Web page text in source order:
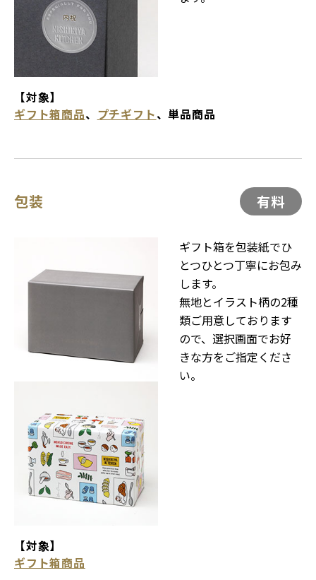
【対象】
ギフト箱商品、 プチギフト、単品商品
包装 有料
ギフト箱を包装紙でひ
とつひとつ丁寧にお包み
します。
無地とイラスト柄の2種
類ご用意しております
ので、選択画面でお好
きな方をご指定くださ
い。
【対象】
ギフト箱商品